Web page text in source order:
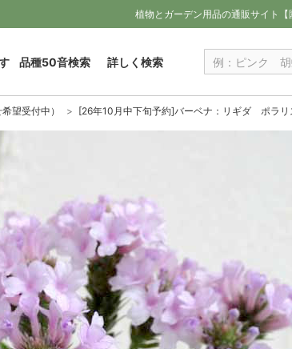
植物とガーデン用品の通販サイト
品種50音検索 詳しく検索
望受付中） [26年10月中下旬予約]バーベナ：リギダ ポラリ